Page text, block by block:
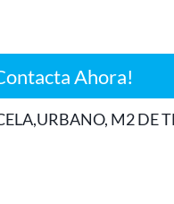
Ahora!
M2 DE